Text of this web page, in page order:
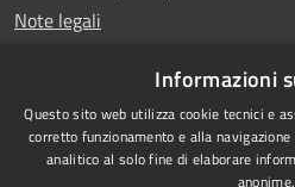
Note legali
RSS
Informazioni
Questo sito web utilizza cookie tecnici e
corretto funzionamento e alla
analitico al solo fine di elaborare
anonime.